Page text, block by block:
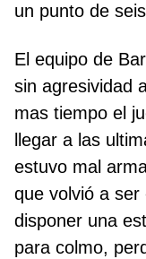
un punto de
El equipo de
sin agresividad
mas tiempo el
llegar a las
estuvo mal
que volvió a
disponer una
para colmo,